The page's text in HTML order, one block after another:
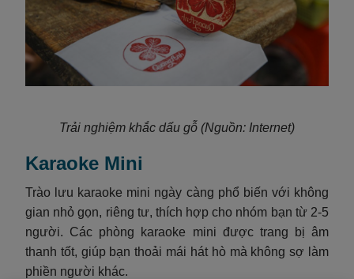
Trải nghiệm khắc dấu gỗ (Nguồn: Internet)
Karaoke Mini
Trào lưu karaoke mini ngày càng phổ biến với không
gian nhỏ gọn, riêng tư, thích hợp cho nhóm bạn từ 2-5
người. Các phòng karaoke mini được trang bị âm
thanh tốt, giúp bạn thoải mái hát hò mà không sợ làm
phiền người khác.